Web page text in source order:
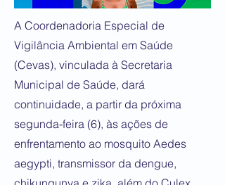
A Coordenadoria Especial de
Vigilância Ambiental em Saúde
(Cevas), vinculada à Secretaria
Municipal de Saúde, dará
continuidade, a partir da próxima
segunda-feira (6), às ações de
enfrentamento ao mosquito Aedes
aegypti, transmissor da dengue,